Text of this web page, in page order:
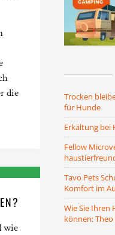
die
wie
Trocken
für Hunde
Erkältung bei
Fellow
Tavo Pets
Komfort im
Wie Sie Ihren
können: